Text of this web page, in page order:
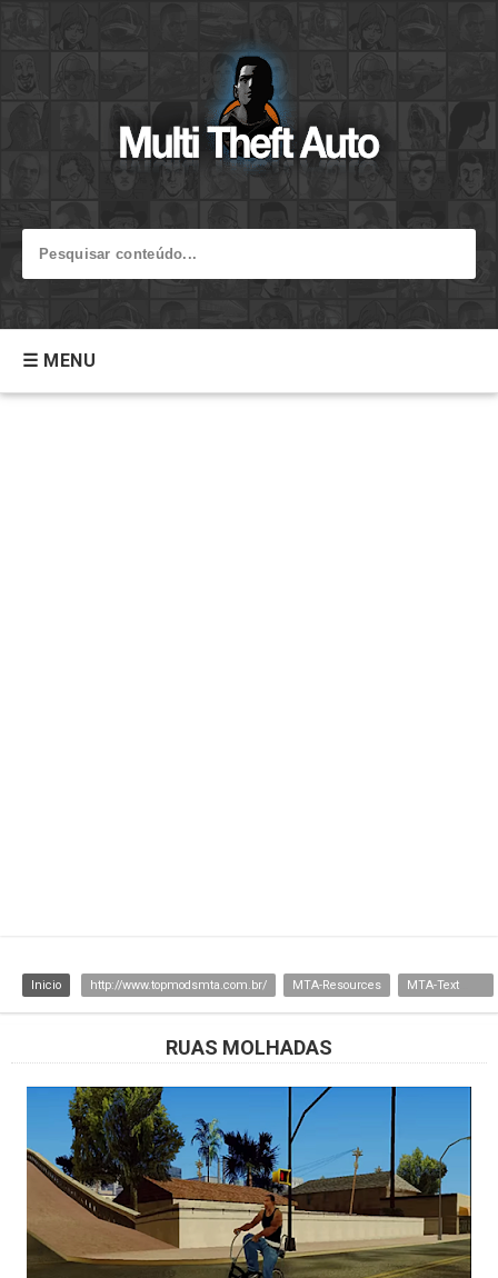
☰ MENU
Inicio http://www.topmodsmta.com.br/ MTA-Resources MTA-Texturas
RUAS MOLHADAS